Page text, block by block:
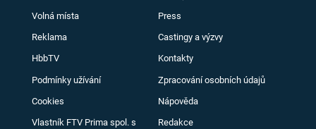
Volná místa Press
Reklama Castingy a výzvy
HbbTV Kontakty
Podmínky užívání Zpracování osobních údajů
Cookies Nápověda
Vlastník FTV Prima spol. s Redakce